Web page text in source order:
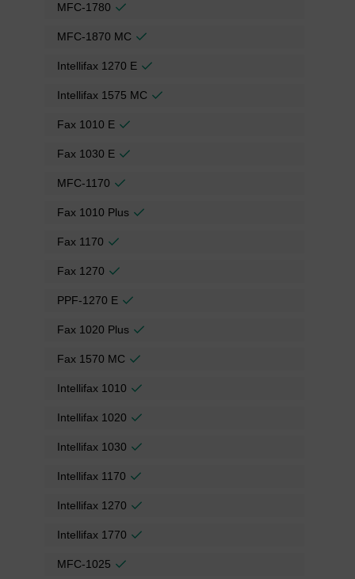
MFC-1780
MFC-1870 MC
Intellifax 1270 E
Intellifax 1575 MC
Fax 1010 E
Fax 1030 E
MFC-1170
Fax 1010 Plus
Fax 1170
Fax 1270
PPF-1270 E
Fax 1020 Plus
Fax 1570 MC
Intellifax 1010
Intellifax 1020
Intellifax 1030
Intellifax 1170
Intellifax 1270
Intellifax 1770
MFC-1025